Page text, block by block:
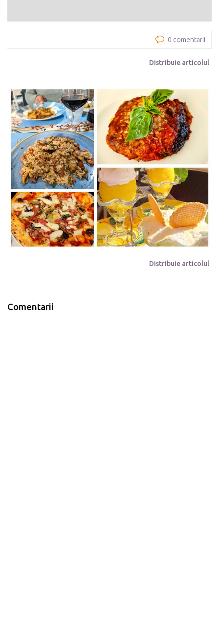
0 comentarii
Distribuie articolul
Distribuie articolul
Comentarii